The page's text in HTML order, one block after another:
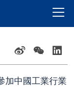
加中國工業行業